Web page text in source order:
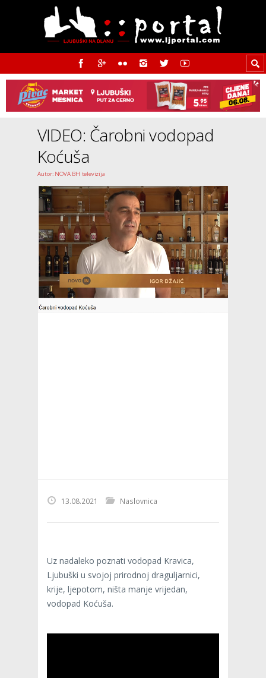
VIDEO: Čarobni vodopad
Koćuša
Autor: NOVA BH televizija
13.08.2021 Naslovnica
Uz nadaleko poznati vodopad Kravica,
Ljubuški u svojoj prirodnoj draguljarnici,
krije, ljepotom, ništa manje vrijedan,
vodopad Koćuša.